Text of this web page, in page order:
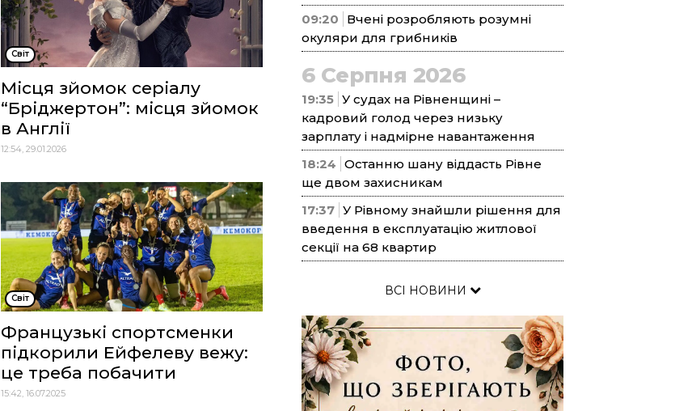
Cвіт
Місця зйомок серіалу
“Бріджертон”: місця зйомок
в Англії
12:54, 29.01.2026
Cвіт
Французькі спортсменки
підкорили Ейфелеву вежу:
це треба побачити
15:42, 16.07.2025
09:20
Вчені розробляють розумні
окуляри для грибників
6 Серпня 2026
19:35 У судах на Рівненщині –
кадровий голод через низьку
зарплату і надмірне навантаження
18:24 Останню шану віддасть Рівне
ще двом захисникам
17:37 У Рівному знайшли рішення для
введення в експлуатацію житлової
секції на 68 квартир
ВСІ НОВИНИ